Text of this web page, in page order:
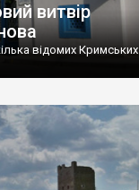
витвір
відомих Кримських